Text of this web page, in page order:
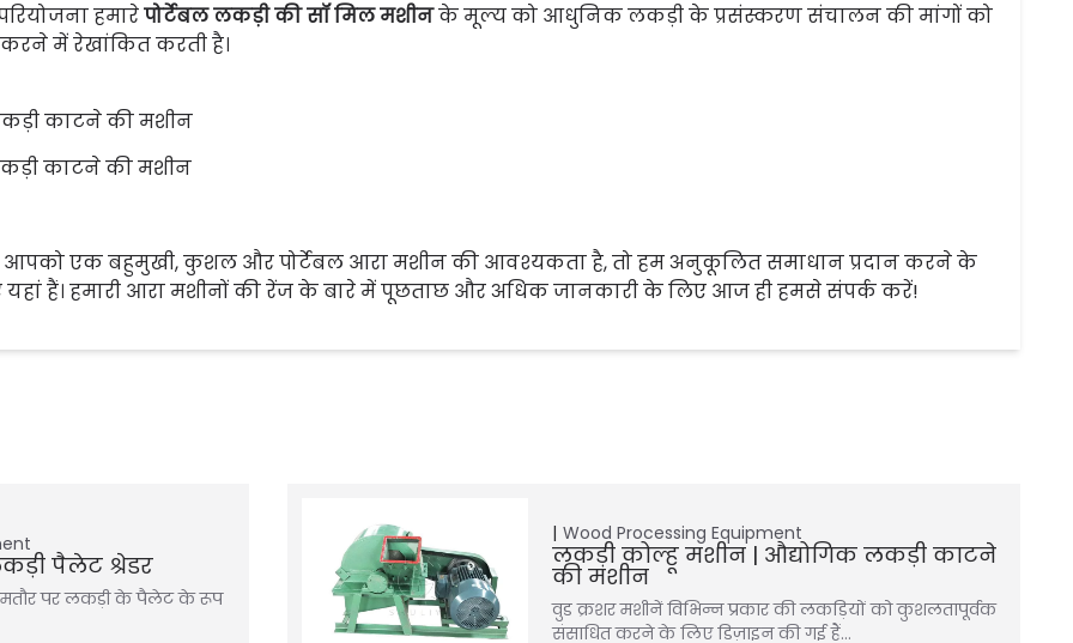
हमारेपोर्टेबल लकड़ी की सॉ मिल मशीनके मूल्य को आधुनिक लकड़ी के प्रसंस्करण संचालन की मांगों को
करने में रेखांकित करती है।
काटने की मशीन
आपको एक बहुमुखी, कुशल और पोर्टेबल आरा मशीन की आवश्यकता है, तो हम अनुकूलित समाधान प्रदान करने के
यहां हैं। हमारी आरा मशीनों की रेंज के बारे में पूछताछ और अधिक जानकारी के लिए आज ही हमसे संपर्क करें!
पैलेट श्रेडर
पर लकड़ी के पैलेट के रूप
Wood Processing Equipment
लकड़ी कोल्हू मशीन | औद्योगिक लकड़ी काटने
की मशीन
वुड क्रशर मशीनें विभिन्न प्रकार की लकड़ियों को कुशलतापूर्वक
संसाधित करने के लिए डिज़ाइन की गई हैं…